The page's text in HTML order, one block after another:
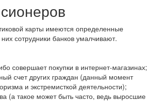
карты имеются определенные
сотрудники банков умалчивают.
совершает покупки в интернет-магазинах;
счет других граждан (данный момент
и экстремисткой деятельности);
(а такое может быть часто, ведь выросшие